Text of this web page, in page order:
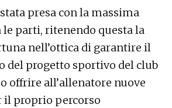
presa con la massima
parti, ritenendo questa la
nell’ottica di garantire il
del progetto sportivo del club
offrire all’allenatore nuove
proprio percorso